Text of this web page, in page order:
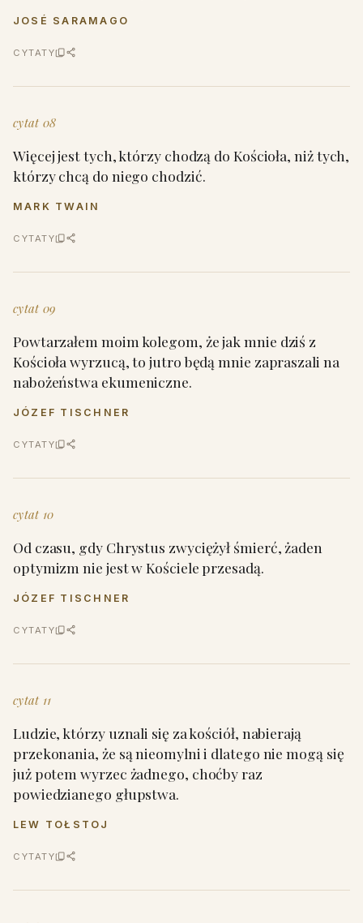
JOSÉ SARAMAGO
CYTATY
cytat 08
Więcej jest tych, którzy chodzą do Kościoła, niż tych,
którzy chcą do niego chodzić.
MARK TWAIN
CYTATY
cytat 09
Powtarzałem moim kolegom, że jak mnie dziś z
Kościoła wyrzucą, to jutro będą mnie zapraszali na
nabożeństwa ekumeniczne.
JÓZEF TISCHNER
CYTATY
cytat 10
Od czasu, gdy Chrystus zwyciężył śmierć, żaden
optymizm nie jest w Kościele przesadą.
JÓZEF TISCHNER
CYTATY
cytat 11
Ludzie, którzy uznali się za kościół, nabierają
przekonania, że są nieomylni i dlatego nie mogą się
już potem wyrzec żadnego, choćby raz
powiedzianego głupstwa.
LEW TOŁSTOJ
CYTATY